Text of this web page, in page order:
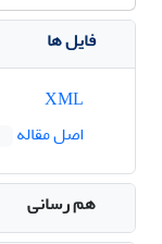
فایل ها
اصل مقاله
هم رسانی